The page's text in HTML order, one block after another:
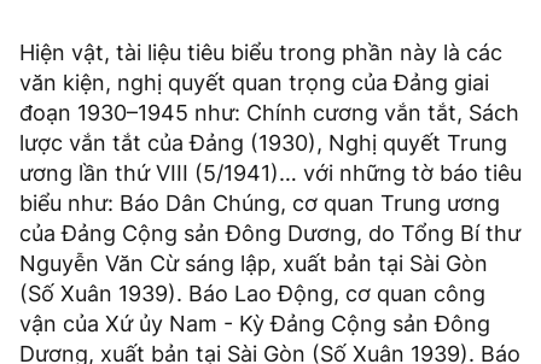
Hiện vật, tài liệu tiêu biểu trong phần này là các
văn kiện, nghị quyết quan trọng của Đảng giai
đoạn 1930–1945 như: Chính cương vắn tắt, Sách
lược vắn tắt của Đảng (1930), Nghị quyết Trung
ương lần thứ VIII (5/1941)… với những tờ báo tiêu
biểu như: Báo Dân Chúng, cơ quan Trung ương
của Đảng Cộng sản Đông Dương, do Tổng Bí thư
Nguyễn Văn Cừ sáng lập, xuất bản tại Sài Gòn
(Số Xuân 1939). Báo Lao Động, cơ quan công
vận của Xứ ủy Nam - Kỳ Đảng Cộng sản Đông
Dương, xuất bản tại Sài Gòn (Số Xuân 1939). Báo